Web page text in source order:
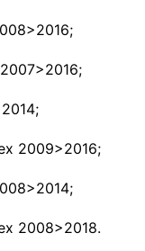
2009>2016;
2008>2018.